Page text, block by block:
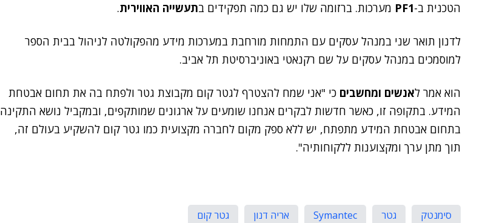
הטכנית ב-PF1 מערכות. ברזומה שלו יש גם כמה תפקידים בתעשייה האווירית.
לדנון תואר שני במנהל עסקים עם התמחות מורחבת במערכות מידע מהפקולטה לניהול בבית הספר
למוסמכים במנהל עסקים על שם רקנאטי באוניברסיטת תל אביב.
הוא אמר לאנשים ומחשבים כי "אני שמח להצטרף לגטר קום מקבוצת גטר ולפתח בה את תחום אבטחת
המידע. בתקופה זו, כאשר חדשות לבקרים אנחנו שומעים על ארגונים שמותקפים, ובמקביל נושא התקינה
בתחום אבטחת המידע מתפתח, יש ללא ספק מקום לחברה מקצועית כמו גטר קום להשקיע בעולם זה,
תוך מתן ערך ומקצוענות ללקוחותיה".
סימנטק גטר Symantec אריה דנון גטר קום